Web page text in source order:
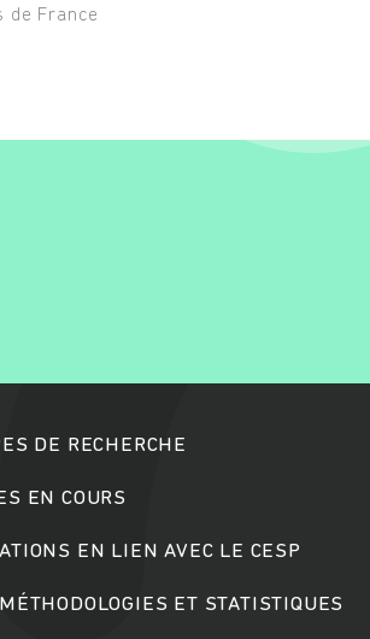
de France
DE RECHERCHE
EN COURS
EN LIEN AVEC LE CESP
ET STATISTIQUES